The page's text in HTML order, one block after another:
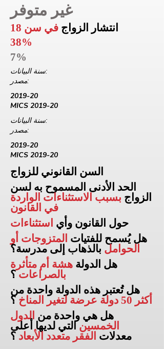
غير متوفر
انتشار الزواج في سن 18
38%
7%
سنة البيانات:
مصدر:
2019-20
MICS 2019-20
سنة البيانات:
مصدر:
2019-20
MICS 2019-20
السن القانوني للزواج
الحد الأدنى المسموح به لسن
الزواج بسبب الاستثناءات الواردة
في القانون
حول القانون وأي استثناءات
هل يُسمح للفتيات المتزوجات أو
الحوامل بالذهاب إلى مدرسة؟
هل الدولة هشة أم متأثرة
بالصراعات ؟
هل تُعتبر هذه الدولة واحدة من
أكثر 50 دولة عرضة لتغير المناخ
؟
هل هي واحدة من الدول
الخمسين التي لديها أعلى
معدلات الفقر متعدد الأبعاد ؟